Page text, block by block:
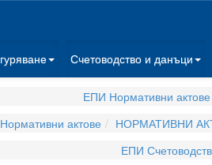
Счетоводство и данъци
ЕПИ Нормативни актове
актове
НОРМАТИВНИ
ЕПИ